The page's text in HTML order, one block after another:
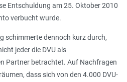
Entschuldung am 25. Oktober 2010
verbucht wurde.
schimmerte dennoch kurz durch,
jeder die DVU als
Partner betrachtet. Auf Nachfragen
dass sich von den 4.000 DVU-